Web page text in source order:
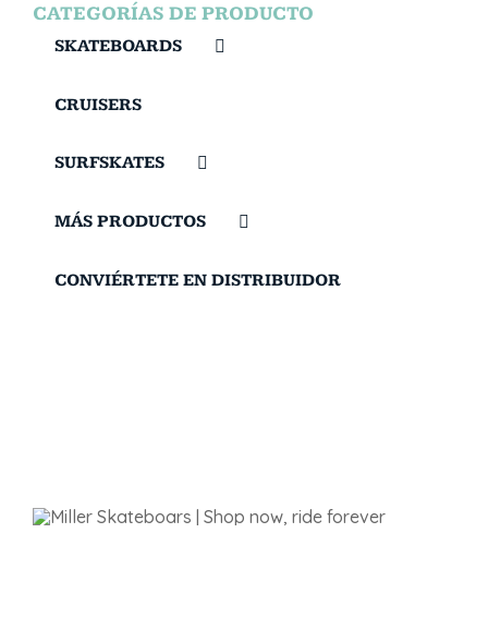
CATEGORÍAS DE PRODUCTO
SKATEBOARDS
CRUISERS
SURFSKATES
MÁS PRODUCTOS
CONVIÉRTETE EN DISTRIBUIDOR